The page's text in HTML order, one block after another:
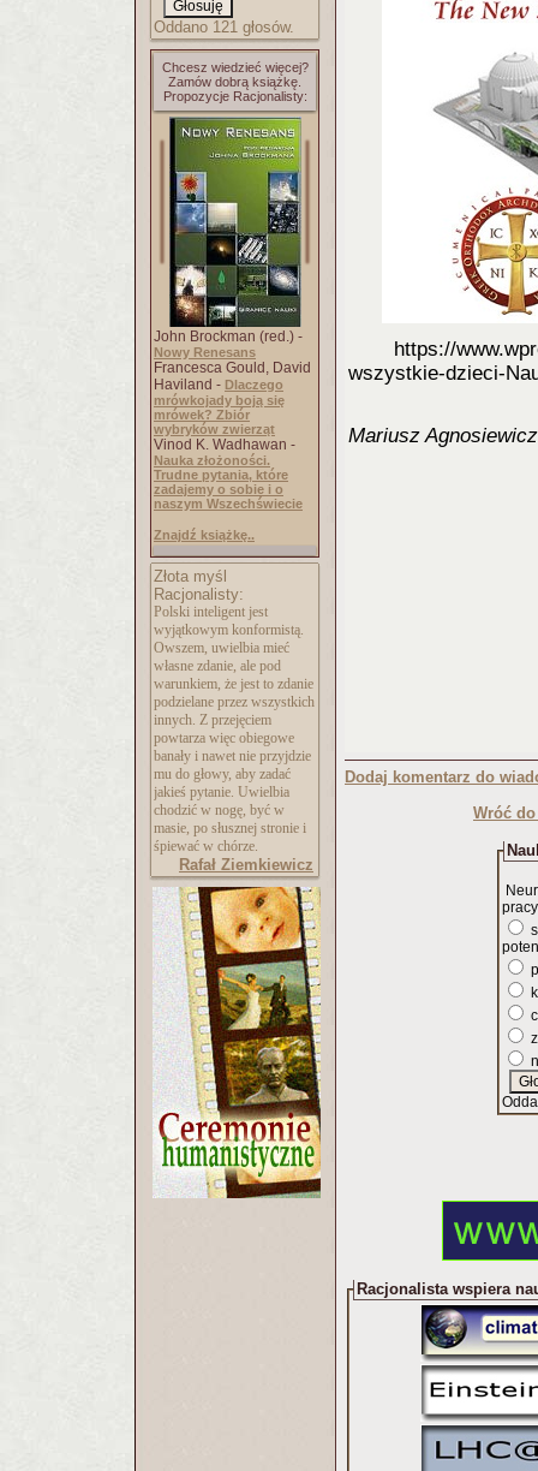
Oddano 121 głosów.
Chcesz wiedzieć więcej?
Zamów dobrą książkę.
Propozycje Racjonalisty:
John Brockman (red.) -
Nowy Renesans
Francesca Gould, David
Haviland - Dlaczego
mrówkojady boją się
mrówek? Zbiór
wybryków zwierząt
Vinod K. Wadhawan -
Nauka złożoności.
Trudne pytania, które
zadajemy o sobie i o
naszym Wszechświecie
Znajdź książkę..
Złota myśl
Racjonalisty:
Polski inteligent jest
wyjątkowym konformistą.
Owszem, uwielbia mieć
własne zdanie, ale pod
warunkiem, że jest to zdanie
podzielane przez wszystkich
innych. Z przejęciem
powtarza więc obiegowe
banały i nawet nie przyjdzie
mu do głowy, aby zadać
jakieś pytanie. Uwielbia
chodzić w nogę, być w
masie, po słusznej stronie i
śpiewać w chórze.
Rafał Ziemkiewicz
https://
wszystkie-dzieci-
Mariusz Agnosiewicz
Dodaj komentarz do
Wróć
Racjonalista wspiera